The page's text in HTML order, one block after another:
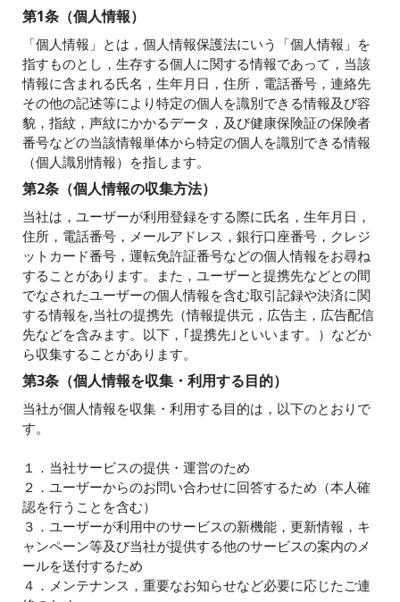
第1条（個人情報）
「個人情報」とは，個人情報保護法にいう「個人情報」を
指すものとし，生存する個人に関する情報であって，当該
情報に含まれる氏名，生年月日，住所，電話番号，連絡先
その他の記述等により特定の個人を識別できる情報及び容
貌，指紋，声紋にかかるデータ，及び健康保険証の保険者
番号などの当該情報単体から特定の個人を識別できる情報
（個人識別情報）を指します。
第2条（個人情報の収集方法）
当社は，ユーザーが利用登録をする際に氏名，生年月日，
住所，電話番号，メールアドレス，銀行口座番号，クレジ
ットカード番号，運転免許証番号などの個人情報をお尋ね
することがあります。また，ユーザーと提携先などとの間
でなされたユーザーの個人情報を含む取引記録や決済に関
する情報を,当社の提携先（情報提供元，広告主，広告配信
先などを含みます。以下，｢提携先｣といいます。）などか
ら収集することがあります。
第3条（個人情報を収集・利用する目的）
当社が個人情報を収集・利用する目的は，以下のとおりで
す。
１．当社サービスの提供・運営のため
２．ユーザーからのお問い合わせに回答するため（本人確
認を行うことを含む）
３．ユーザーが利用中のサービスの新機能，更新情報，キ
ャンペーン等及び当社が提供する他のサービスの案内のメ
ールを送付するため
４．メンテナンス，重要なお知らせなど必要に応じたご連